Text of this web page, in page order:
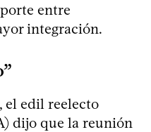
entre
integración.
, el edil reelecto
dijo que la reunión